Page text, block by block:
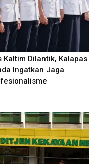
Kaltim Dilantik, Kalapas
Ingatkan Jaga